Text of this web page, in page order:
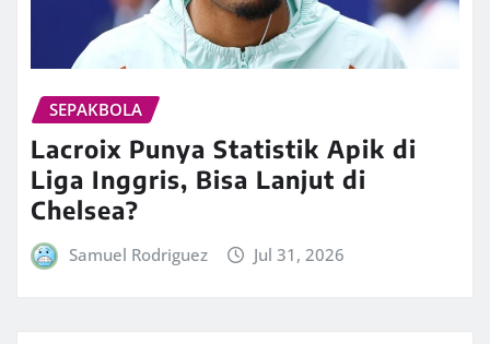
SEPAKBOLA
Lacroix Punya Statistik Apik di
Liga Inggris, Bisa Lanjut di
Chelsea?
Samuel Rodriguez Jul 31, 2026